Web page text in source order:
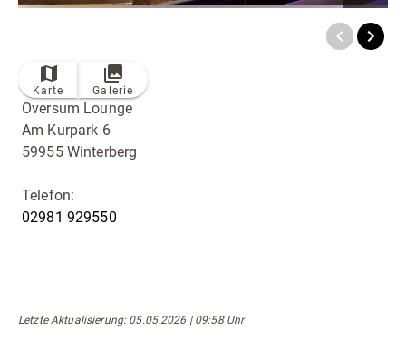
Karte Galerie
Oversum Lounge
Am Kurpark 6
59955 Winterberg
Telefon:
02981 929550
Letzte Aktualisierung: 05.05.2026 | 09:58 Uhr